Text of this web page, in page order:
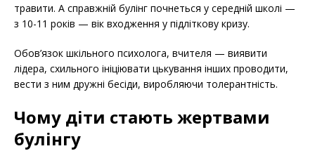
травити. А справжній булінг почнеться у середній школі —
з 10-11 років — вік входження у підліткову кризу.
Обов’язок шкільного психолога, вчителя — виявити
лідера, схильного ініціювати цькування інших проводити,
вести з ним дружні бесіди, виробляючи толерантність.
Чому діти стають жертвами
булінгу